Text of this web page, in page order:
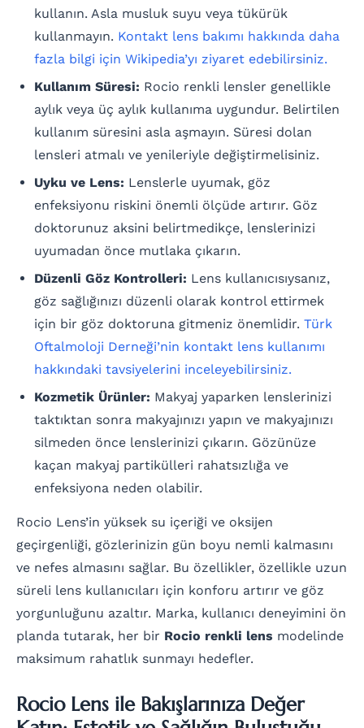
kullanın. Asla musluk suyu veya tükürük
kullanmayın. Kontakt lens bakımı hakkında daha
fazla bilgi için Wikipedia’yı ziyaret edebilirsiniz.
Kullanım Süresi: Rocio renkli lensler genellikle
aylık veya üç aylık kullanıma uygundur. Belirtilen
kullanım süresini asla aşmayın. Süresi dolan
lensleri atmalı ve yenileriyle değiştirmelisiniz.
Uyku ve Lens: Lenslerle uyumak, göz
enfeksiyonu riskini önemli ölçüde artırır. Göz
doktorunuz aksini belirtmedikçe, lenslerinizi
uyumadan önce mutlaka çıkarın.
Düzenli Göz Kontrolleri: Lens kullanıcısıysanız,
göz sağlığınızı düzenli olarak kontrol ettirmek
için bir göz doktoruna gitmeniz önemlidir. Türk
Oftalmoloji Derneği’nin kontakt lens kullanımı
hakkındaki tavsiyelerini inceleyebilirsiniz.
Kozmetik Ürünler: Makyaj yaparken lenslerinizi
taktıktan sonra makyajınızı yapın ve makyajınızı
silmeden önce lenslerinizi çıkarın. Gözünüze
kaçan makyaj partikülleri rahatsızlığa ve
enfeksiyona neden olabilir.
Rocio Lens’in yüksek su içeriği ve oksijen
geçirgenliği, gözlerinizin gün boyu nemli kalmasını
ve nefes almasını sağlar. Bu özellikler, özellikle uzun
süreli lens kullanıcıları için konforu artırır ve göz
yorgunluğunu azaltır. Marka, kullanıcı deneyimini ön
planda tutarak, her bir Rocio renkli lens modelinde
maksimum rahatlık sunmayı hedefler.
Rocio Lens ile Bakışlarınıza Değer